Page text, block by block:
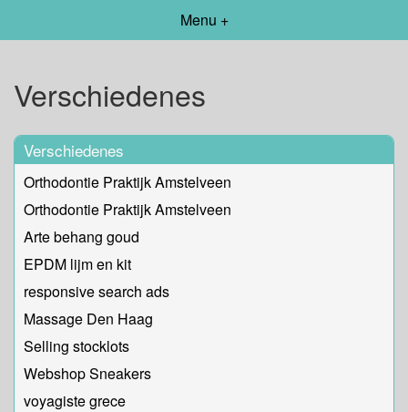
Menu +
Verschiedenes
Verschiedenes
Orthodontie Praktijk Amstelveen
Orthodontie Praktijk Amstelveen
Arte behang goud
EPDM lijm en kit
responsive search ads
Massage Den Haag
Selling stocklots
Webshop Sneakers
voyagiste grece